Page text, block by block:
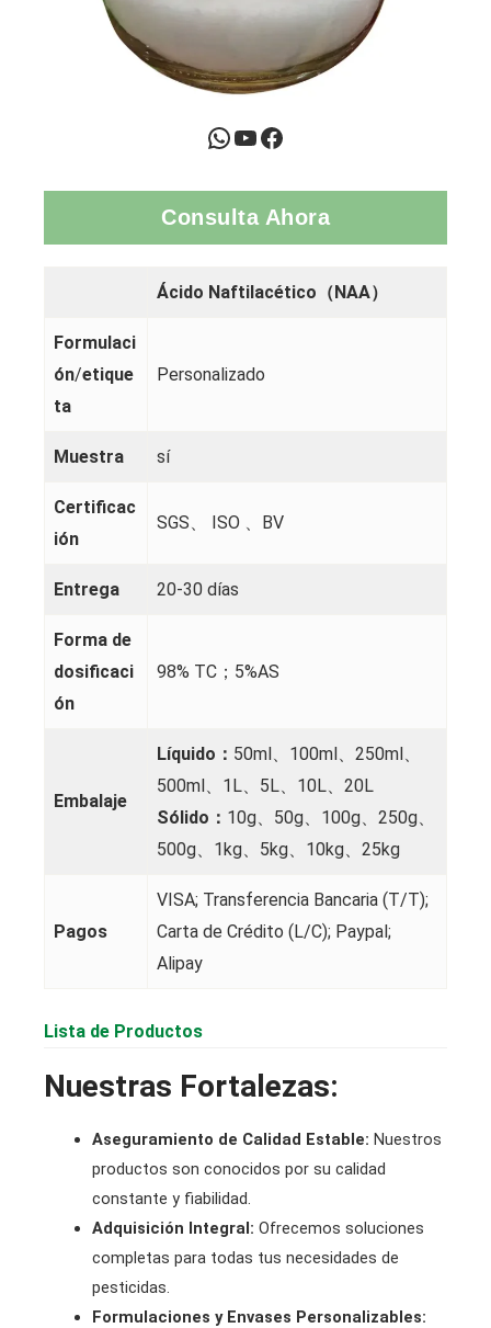
WhatsApp YouTube Facebook
Consulta Ahora
Ácido Naftilacético（NAA）
Formulaci
ón/etique
ta
Personalizado
Muestra sí
Certificac
ión
SGS、 ISO 、BV
Entrega 20-30 días
Forma de
dosificaci
ón
98% TC；5%AS
Embalaje
Líquido： 50ml、100ml、250ml、
500ml、1L、5L、10L、20L
Sólido： 10g、50g、100g、250g、
500g、1kg、5kg、10kg、25kg
Pagos
VISA; Transferencia Bancaria (T/T);
Carta de Crédito (L/C); Paypal;
Alipay
Lista de Productos
Nuestras Fortalezas:
Aseguramiento de Calidad Estable: Nuestros
productos son conocidos por su calidad
constante y fiabilidad.
Adquisición Integral: Ofrecemos soluciones
completas para todas tus necesidades de
pesticidas.
Formulaciones y Envases Personalizables: